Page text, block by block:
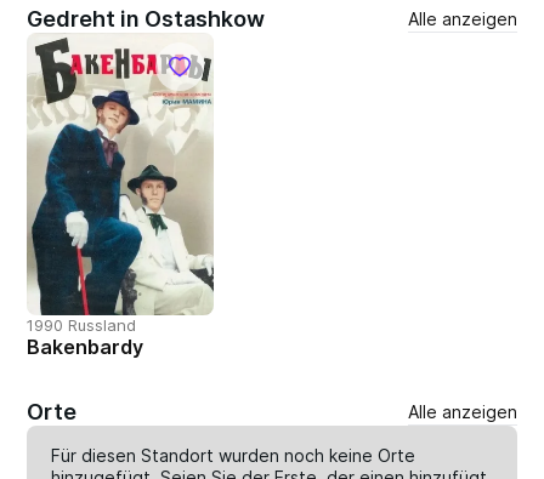
Gedreht in Ostashkow Alle anzeigen
1990 Russland
Bakenbardy
Orte Alle anzeigen
Für diesen Standort wurden noch keine Orte